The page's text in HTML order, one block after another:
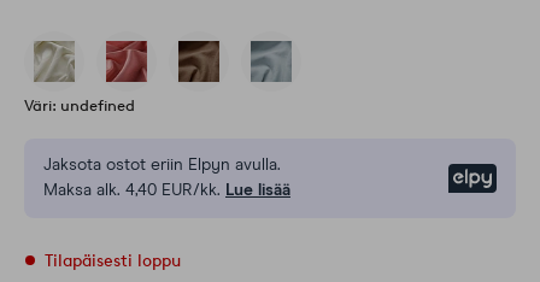
Väri: undefined
Jaksota ostot eriin Elpyn avulla.
Maksa alk. 4,40 EUR/kk. Lue lisää
Tilapäisesti loppu